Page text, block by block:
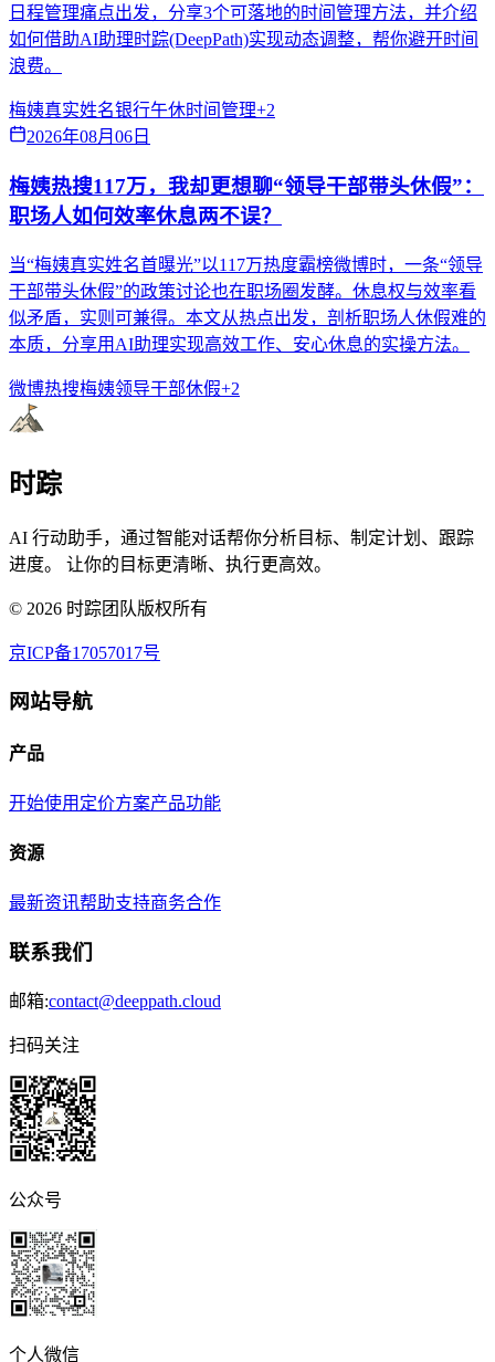
日程管理痛点出发，分享3个可落地的时间管理方法，并介绍
如何借助AI助理时踪(DeepPath)实现动态调整，帮你避开时间
浪费。
梅姨真实姓名银行午休时间管理+2
2026年08月06日
梅姨热搜117万，我却更想聊“领导干部带头休假”：
职场人如何效率休息两不误？
当“梅姨真实姓名首曝光”以117万热度霸榜微博时，一条“领导
干部带头休假”的政策讨论也在职场圈发酵。休息权与效率看
似矛盾，实则可兼得。本文从热点出发，剖析职场人休假难的
本质，分享用AI助理实现高效工作、安心休息的实操方法。
微博热搜梅姨领导干部休假+2
时踪
AI 行动助手，通过智能对话帮你分析目标、制定计划、跟踪
进度。 让你的目标更清晰、执行更高效。
© 2026 时踪团队版权所有
京ICP备17057017号
网站导航
产品
开始使用 定价方案产品功能
资源
最新资讯帮助支持商务合作
联系我们
邮箱:contact@deeppath.cloud
扫码关注
公众号
个人微信